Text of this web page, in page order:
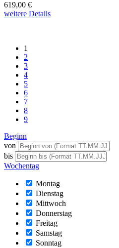
619,00 €
weitere Details
1
2
3
4
5
6
7
8
9
Beginn
von
bis
Wochentag
Montag
Dienstag
Mittwoch
Donnerstag
Freitag
Samstag
Sonntag